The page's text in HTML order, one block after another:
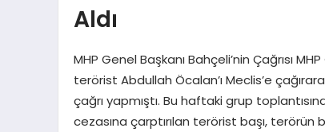
Aldı
MHP Genel Başkanı Bahçeli’nin Çağrısı
terörist Abdullah Öcalan’ı Meclis’e
çağrı yapmıştı. Bu haftaki grup
cezasına çarptırılan terörist başı, terörün